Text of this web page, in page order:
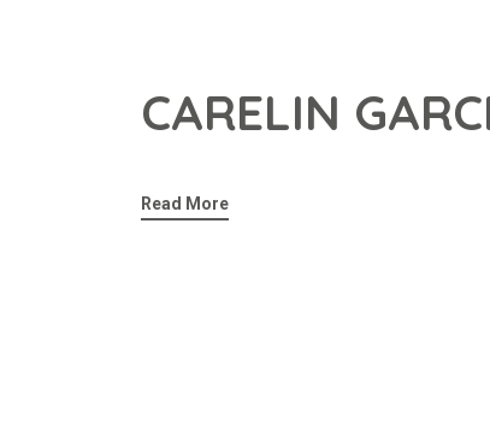
CARELIN
Read More